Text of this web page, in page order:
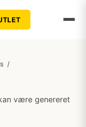
/
være genereret